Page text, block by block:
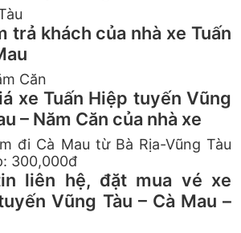
trả khách của nhà xe Tuấn
Căn
xe Tuấn Hiệp tuyến Vũng
– Năm Căn của nhà xe
đi Cà Mau từ Bà Rịa-Vũng Tàu
300,000đ
liên hệ, đặt mua vé xe
Vũng Tàu – Cà Mau –